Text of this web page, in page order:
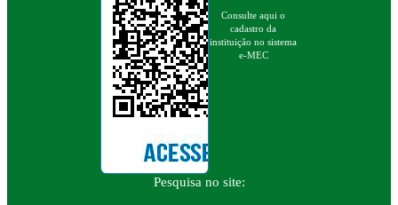
Consulte aqui o
cadastro da
instituição no sistema
e-MEC
Pesquisa no site: